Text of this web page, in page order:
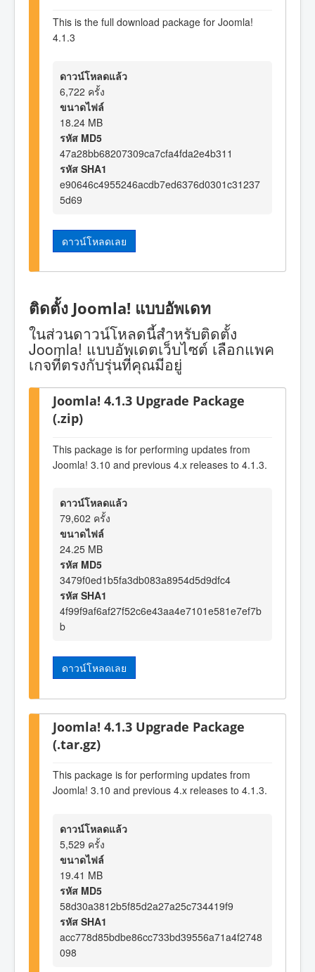
This is the full download package for Joomla!
4.1.3
ดาวน์โหลดแล้ว
6,722 ครั้ง
ขนาดไฟล์
18.24 MB
รหัส MD5
47a28bb68207309ca7cfa4fda2e4b311
รหัส SHA1
e90646c4955246acdb7ed6376d0301c31237
5d69
ดาวน์โหลดเลย
ติดตั้ง Joomla! แบบอัพเดท
ในส่วนดาวน์โหลดนี้สำหรับติดตั้ง
Joomla! แบบอัพเดตเว็บไซต์ เลือกแพค
เกจที่ตรงกับรุ่นที่คุณมีอยู่
Joomla! 4.1.3 Upgrade Package
(.zip)
This package is for performing updates from
Joomla! 3.10 and previous 4.x releases to 4.1.3.
ดาวน์โหลดแล้ว
79,602 ครั้ง
ขนาดไฟล์
24.25 MB
รหัส MD5
3479f0ed1b5fa3db083a8954d5d9dfc4
รหัส SHA1
4f99f9af6af27f52c6e43aa4e7101e581e7ef7b
b
ดาวน์โหลดเลย
Joomla! 4.1.3 Upgrade Package
(.tar.gz)
This package is for performing updates from
Joomla! 3.10 and previous 4.x releases to 4.1.3.
ดาวน์โหลดแล้ว
5,529 ครั้ง
ขนาดไฟล์
19.41 MB
รหัส MD5
58d30a3812b5f85d2a27a25c734419f9
รหัส SHA1
acc778d85bdbe86cc733bd39556a71a4f2748
098